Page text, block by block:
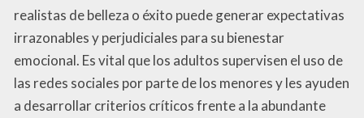
realistas de belleza o éxito puede generar expectativas
irrazonables y perjudiciales para su bienestar
emocional. Es vital que los adultos supervisen el uso de
las redes sociales por parte de los menores y les ayuden
a desarrollar criterios críticos frente a la abundante